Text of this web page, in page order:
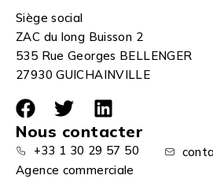
Siège social
ZAC du long Buisson 2
535 Rue Georges BELLENGER
27930 GUICHAINVILLE
Nous contacter
+33 1 30 29 57 50
Agence commerciale